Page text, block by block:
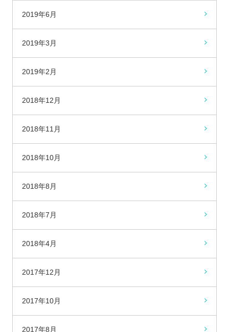
2019年6月
2019年3月
2019年2月
2018年12月
2018年11月
2018年10月
2018年8月
2018年7月
2018年4月
2017年12月
2017年10月
2017年8月